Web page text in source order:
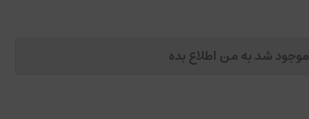
موجود شد به من اطلاع بده